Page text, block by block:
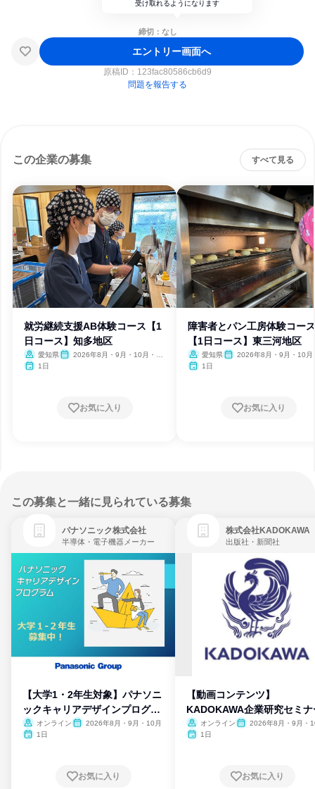
受け取れるようになります
締切：なし
エントリー画面へ
原稿ID： 123fac80586cb6d9
問題を報告する
この企業の募集 すべて見る
就労継続支援AB体験コース【1
日コース】知多地区
愛知県
2026年8月・9月・10月・11
1日
お気に入り
障害者とパン工房体験コース
【1日コース】東三河地区
愛知県
2026年8月・9月・10月
1日
お気に入り
この募集と一緒に見られている募集
パナソニック株式会社
半導体・電子機器メーカー
【大学1・2年生対象】パナソニ
ックキャリアデザインプログラ
ム
オンライン
2026年8月・9月・10月
1日
お気に入り
株式会社KADOKAWA
出版社・新聞社
【動画コンテンツ】
KADOKAWA企業研究セミナ
オンライン
2026年8月・9月・
1日
お気に入り